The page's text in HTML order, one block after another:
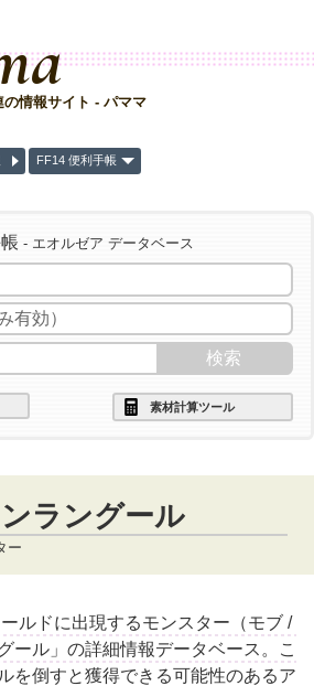
情報サイト - パママ
FF14 便利手帳
- エオルゼア データベース
素材計算ツール
ラングール
ー
ルドに出現するモンスター（モブ /
ール」の詳細情報データベース。こ
を倒すと獲得できる可能性のあるア